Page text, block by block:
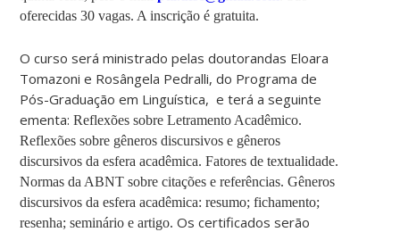
oferecidas 30 vagas. A inscrição é gratuita.
O curso será ministrado pelas doutorandas Eloara
Tomazoni e Rosângela Pedralli, do Programa de
Pós-Graduação em Linguística, e terá a seguinte
ementa:Reflexões sobre Letramento Acadêmico.
Reflexões sobre gêneros discursivos e gêneros
discursivos da esfera acadêmica. Fatores de textualidade.
Normas da ABNT sobre citações e referências. Gêneros
discursivos da esfera acadêmica: resumo; fichamento;
resenha; seminário e artigo.Os certificados serão